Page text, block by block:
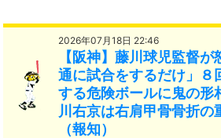
2026年07月18日 22:46
【阪神】藤川球児監督
通に試合をするだけ」８
する危険ボールに鬼の形
川右京は右肩甲骨骨折の
（報知）